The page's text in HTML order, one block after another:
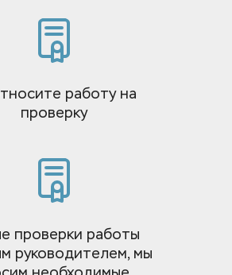
работу на
проверку
проверки работы
руководителем, мы